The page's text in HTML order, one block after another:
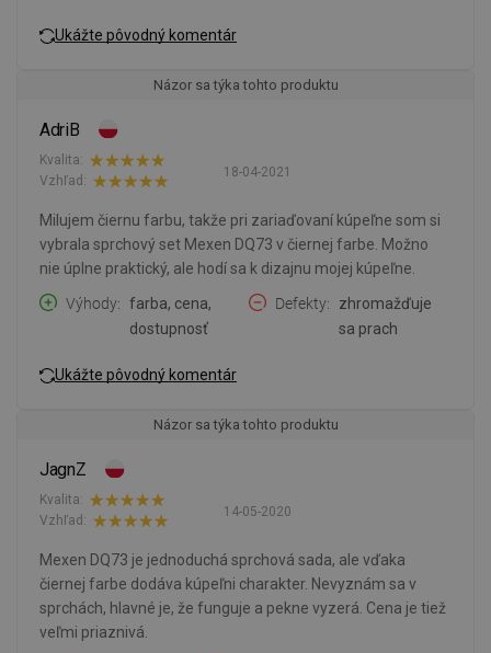
Ukážte pôvodný komentár
Názor sa týka tohto produktu
AdriB
18-04-2021
Kvalita:
Vzhľad:
Milujem čiernu farbu, takže pri zariaďovaní kúpeľne som si
vybrala sprchový set Mexen DQ73 v čiernej farbe. Možno
nie úplne praktický, ale hodí sa k dizajnu mojej kúpeľne.
Výhody
farba, cena,
dostupnosť
Defekty
zhromažďuje
sa prach
Ukážte pôvodný komentár
Názor sa týka tohto produktu
JagnZ
14-05-2020
Kvalita:
Vzhľad:
Mexen DQ73 je jednoduchá sprchová sada, ale vďaka
čiernej farbe dodáva kúpeľni charakter. Nevyznám sa v
sprchách, hlavné je, že funguje a pekne vyzerá. Cena je tiež
veľmi priaznivá.